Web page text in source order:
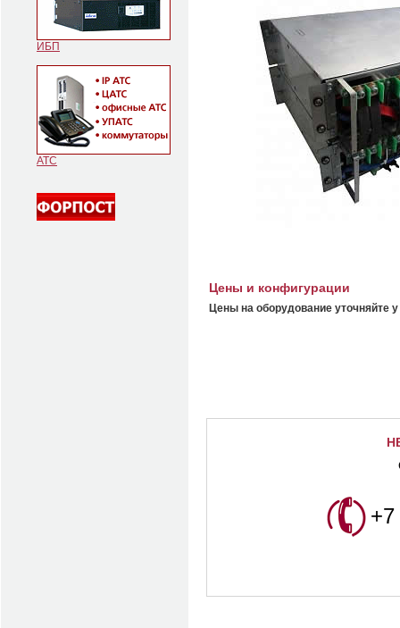
ИБП
АТС
Цены и конфигурации
Цены на оборудование уточняйте
+7